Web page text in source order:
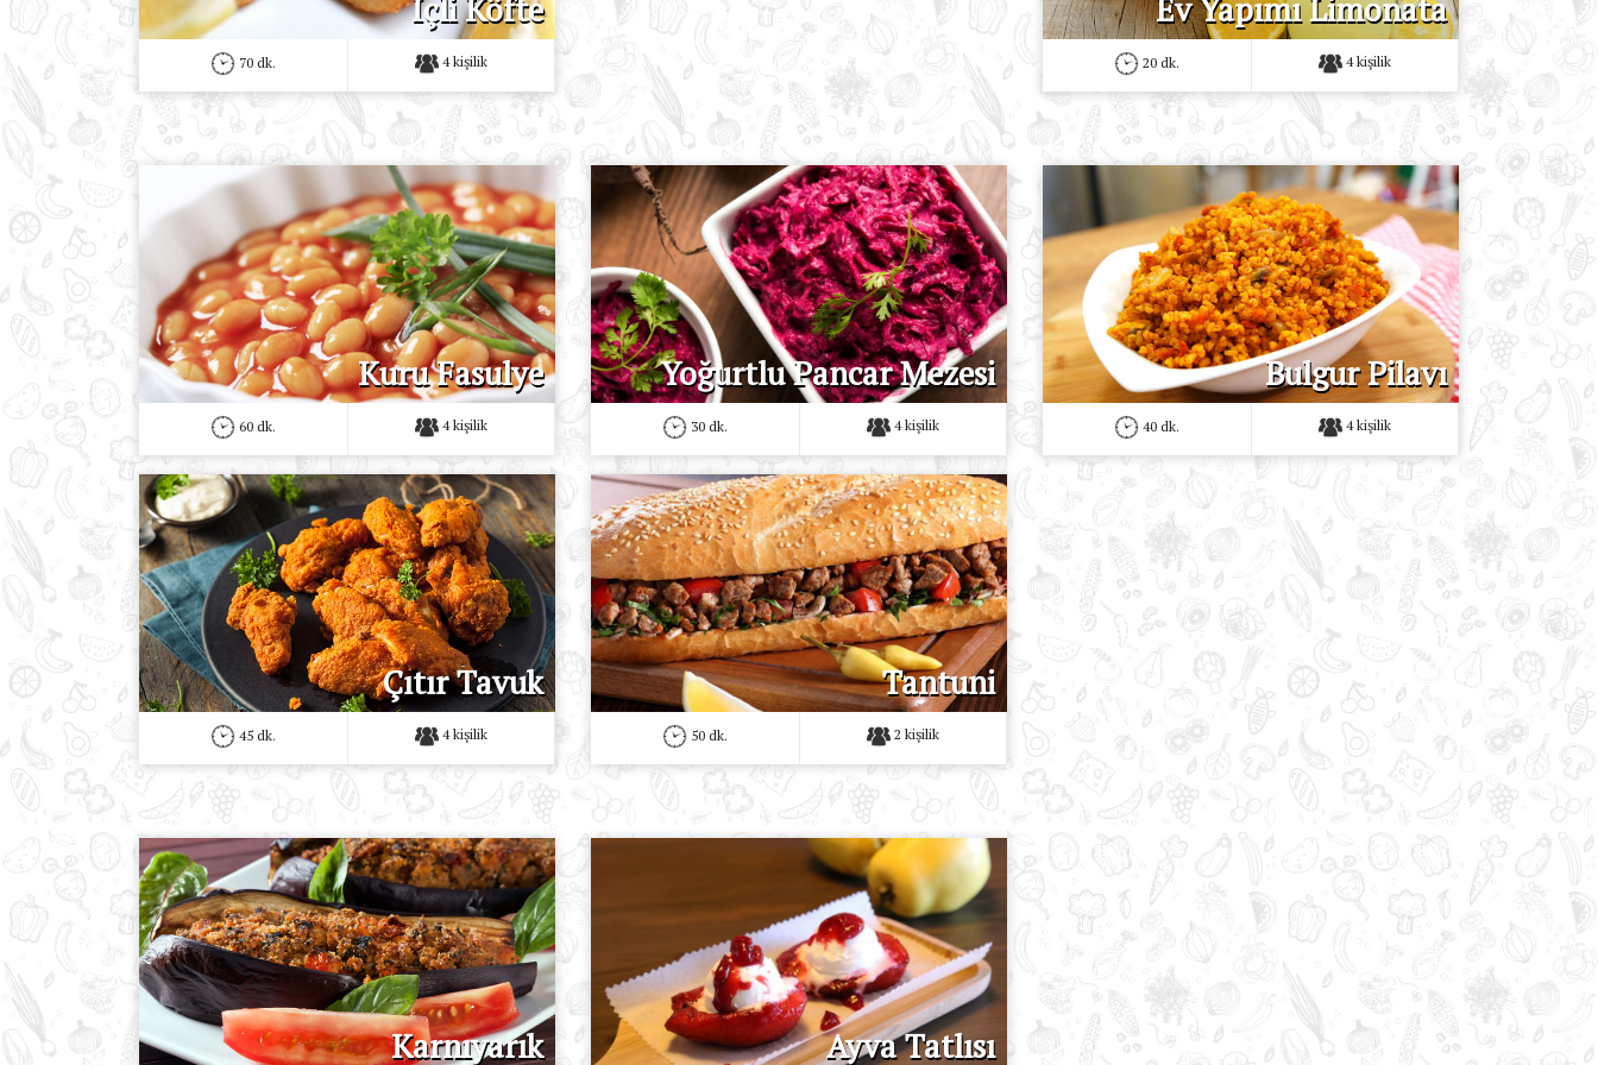
İçli Köfte
70 dk. 4 kişilik
Ev Yapımı Limonata
20 dk. 4 kişilik
Kuru Fasulye
60 dk. 4 kişilik
Yoğurtlu Pancar Mezesi
30 dk. 4 kişilik
Bulgur Pilavı
40 dk. 4 kişilik
Çıtır Tavuk
45 dk. 4 kişilik
Tantuni
50 dk. 2 kişilik
Karnıyarık Ayva Tatlısı